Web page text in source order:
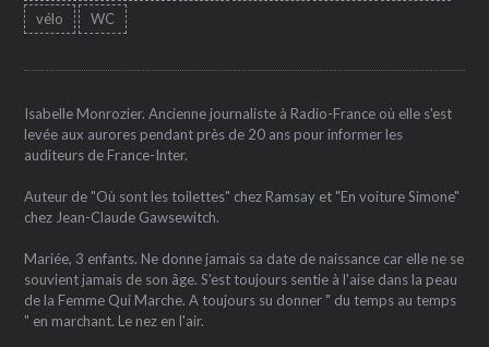
vélo
WC
Isabelle Monrozier. Ancienne journaliste à Radio-France où elle s'est
levée aux aurores pendant près de 20 ans pour informer les
auditeurs de France-Inter.
Auteur de "Où sont les toilettes" chez Ramsay et "En voiture Simone"
chez Jean-Claude Gawsewitch.
Mariée, 3 enfants. Ne donne jamais sa date de naissance car elle ne se
souvient jamais de son âge. S'est toujours sentie à l'aise dans la peau
de la Femme Qui Marche. A toujours su donner " du temps au temps
" en marchant. Le nez en l'air.